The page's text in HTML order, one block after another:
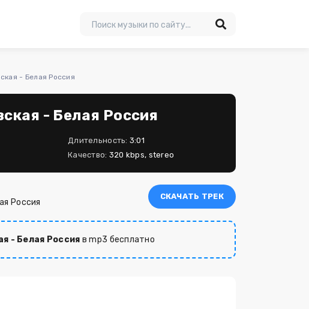
- Белая Россия
- Белая Россия
Длительность: 3:01
Качество: 320 kbps, stereo
Россия
СКАЧАТЬ ТРЕК
- Белая Россия в mp3 бесплатно